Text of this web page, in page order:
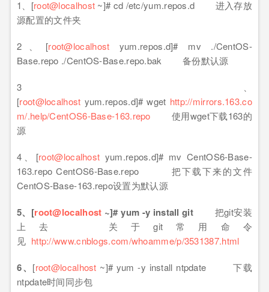
1、[root@localhost ~]# cd /etc/yum.repos.d 进入存放
源配置的文件夹
2、[root@localhost yum.repos.d]# mv ./CentOS-
Base.repo ./CentOS-Base.repo.bak 备份默认源
3、
[root@localhost yum.repos.d]# wget http://mirrors.163.co
m/.help/CentOS6-Base-163.repo 使用wget下载163的
源
4、[root@localhost yum.repos.d]# mv CentOS6-Base-
163.repo CentOS6-Base.repo 把下载下来的文件
CentOS-Base-163.repo设置为默认源
5、 [root@localhost ~]# yum -y install git 把git安装
上去 关于git常用命令
见 http://www.cnblogs.com/whoamme/p/3531387.html
6、 [root@localhost ~]# yum -y install ntpdate 下载
ntpdate时间同步包